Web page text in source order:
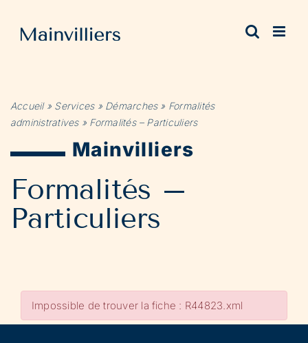
contenu
Accueil» Services» Démarches» Formalités
administratives» Formalités – Particuliers
Mainvilliers
Formalités –
Particuliers
Impossible de trouver la fiche : R44823.xml